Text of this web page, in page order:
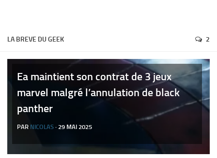
LA BREVE DU GEEK 2
Ea maintient son contrat de 3 jeux
marvel malgré l’annulation de black
panther
PAR NICOLAS · 29 MAI 2025